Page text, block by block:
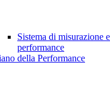
Sistema di misurazione
performance
della Performance